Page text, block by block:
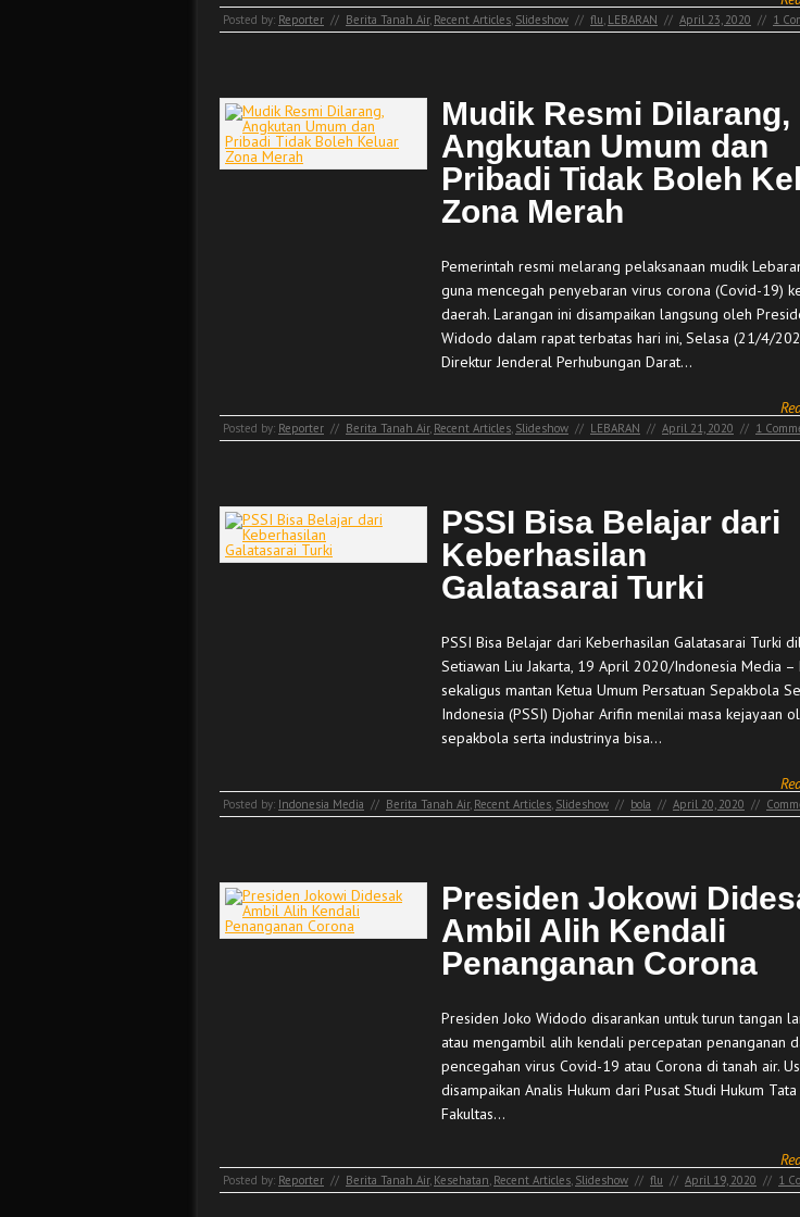
Posted by: Reporter // Berita Tanah Air, Recent Articles, Slideshow // flu, LEBARAN // April 23, 2020 // 1
Mudik Resmi Dilarang,
Angkutan Umum dan
Pribadi Tidak Boleh
Zona Merah
Pemerintah resmi melarang pelaksanaan mudik
guna mencegah penyebaran virus corona (Covid-19)
daerah. Larangan ini disampaikan langsung oleh
Widodo dalam rapat terbatas hari ini, Selasa (21/4/
Direktur Jenderal Perhubungan Darat…
Posted by: Reporter // Berita Tanah Air, Recent Articles, Slideshow // LEBARAN // April 21, 2020 // 1
PSSI Bisa Belajar dari
Keberhasilan
Galatasarai Turki
PSSI Bisa Belajar dari Keberhasilan Galatasarai Turki
Setiawan Liu Jakarta, 19 April 2020/Indonesia Media –
sekaligus mantan Ketua Umum Persatuan Sepakbola
Indonesia (PSSI) Djohar Arifin menilai masa kejayaan
sepakbola serta industrinya bisa…
Posted by: Indonesia Media // Berita Tanah Air, Recent Articles, Slideshow // bola // April 20, 2020 //
Presiden Jokowi
Ambil Alih Kendali
Penanganan Corona
Presiden Joko Widodo disarankan untuk turun tangan
atau mengambil alih kendali percepatan penanganan
pencegahan virus Covid-19 atau Corona di tanah air.
disampaikan Analis Hukum dari Pusat Studi Hukum
Fakultas…
Posted by: Reporter // Berita Tanah Air, Kesehatan, Recent Articles, Slideshow // flu // April 19, 2020 // 1